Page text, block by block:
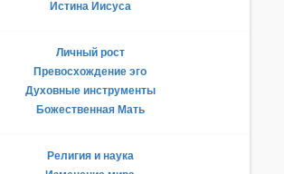
Истина Иисуса
Личный рост
Превосхождение эго
Духовные инструменты
Божественная Мать
Религия и наука